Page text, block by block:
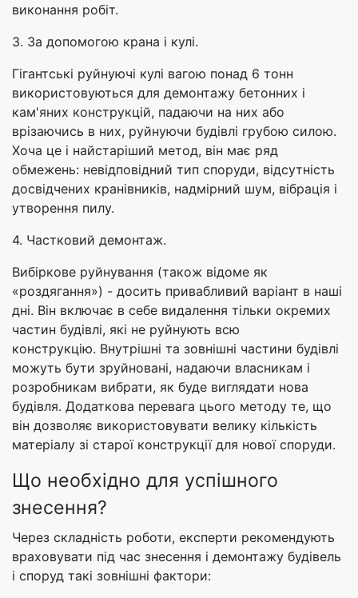
виконання робіт.
3. За допомогою крана і кулі.
Гігантські руйнуючі кулі вагою понад 6 тонн
використовуються для демонтажу бетонних і
кам'яних конструкцій, падаючи на них або
врізаючись в них, руйнуючи будівлі грубою силою.
Хоча це і найстаріший метод, він має ряд
обмежень: невідповідний тип споруди, відсутність
досвідчених кранівників, надмірний шум, вібрація і
утворення пилу.
4. Частковий демонтаж.
Вибіркове руйнування (також відоме як
«роздягання») - досить привабливий варіант в наші
дні. Він включає в себе видалення тільки окремих
частин будівлі, які не руйнують всю
конструкцію. Внутрішні та зовнішні частини будівлі
можуть бути зруйновані, надаючи власникам і
розробникам вибрати, як буде виглядати нова
будівля. Додаткова перевага цього методу те, що
він дозволяє використовувати велику кількість
матеріалу зі старої конструкції для нової споруди.
Що необхідно для успішного
знесення?
Через складність роботи, експерти рекомендують
враховувати під час знесення і демонтажу будівель
і споруд такі зовнішні фактори: